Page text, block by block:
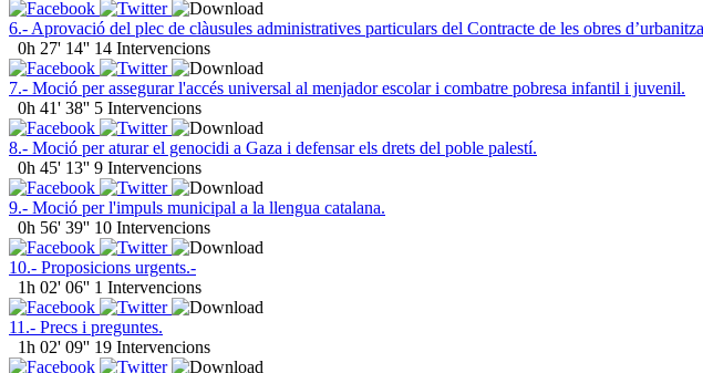
6.- Aprovació del plec de clàusules administratives particulars del Contracte de les obres
0h 27' 14'' 14 Intervencions
7.- Moció per assegurar l'accés universal al menjador escolar i combatre pobresa infantil i juvenil.
0h 41' 38'' 5 Intervencions
8.- Moció per aturar el genocidi a Gaza i defensar els drets del poble palestí.
0h 45' 13'' 9 Intervencions
9.- Moció per l'impuls municipal a la llengua catalana.
0h 56' 39'' 10 Intervencions
10.- Proposicions urgents.-
1h 02' 06'' 1 Intervencions
11.- Precs i preguntes.
1h 02' 09'' 19 Intervencions